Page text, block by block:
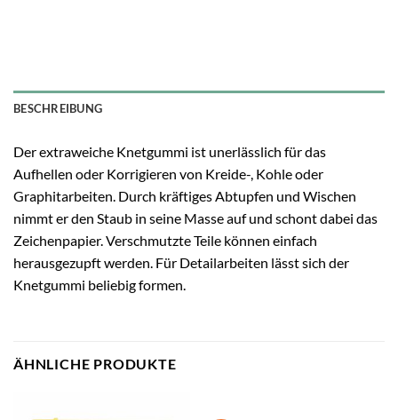
BESCHREIBUNG
Der extraweiche Knetgummi ist unerlässlich für das
Aufhellen oder Korrigieren von Kreide-, Kohle oder
Graphitarbeiten. Durch kräftiges Abtupfen und Wischen
nimmt er den Staub in seine Masse auf und schont dabei das
Zeichenpapier. Verschmutzte Teile können einfach
herausgezupft werden. Für Detailarbeiten lässt sich der
Knetgummi beliebig formen.
ÄHNLICHE PRODUKTE